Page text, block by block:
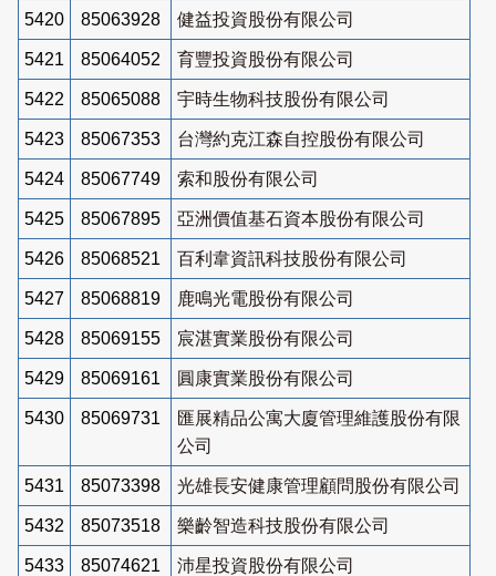
5420 85063928 健益投資股份有限公司
5421 85064052 育豐投資股份有限公司
5422 85065088 宇時生物科技股份有限公司
5423 85067353 台灣約克江森自控股份有限公司
5424 85067749 索和股份有限公司
5425 85067895 亞洲價值基石資本股份有限公司
5426 85068521 百利韋資訊科技股份有限公司
5427 85068819 鹿鳴光電股份有限公司
5428 85069155 宸湛實業股份有限公司
5429 85069161 圓康實業股份有限公司
5430 85069731
匯展精品公寓大廈管理維護股份有限
公司
5431 85073398 光雄長安健康管理顧問股份有限公司
5432 85073518 樂齡智造科技股份有限公司
5433 85074621 沛星投資股份有限公司